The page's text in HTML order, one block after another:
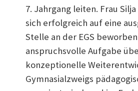
7. Jahrgang leiten. Frau
sich erfolgreich auf eine
Stelle an der EGS
anspruchsvolle Aufgabe
konzeptionelle
Gymnasialzweigs